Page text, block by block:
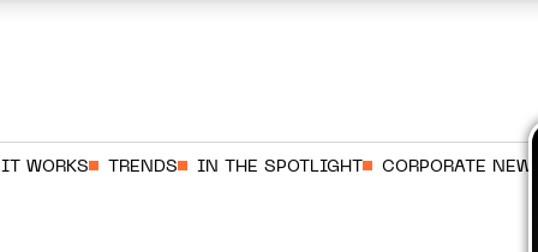
IT WORKS TRENDS IN THE SPOTLIGHT CORPORATE NEWS